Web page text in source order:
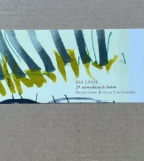
SZCZEGÓŁY